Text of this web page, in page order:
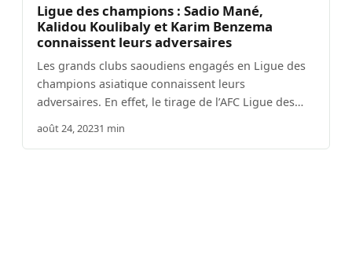
Ligue des champions : Sadio Mané,
Kalidou Koulibaly et Karim Benzema
connaissent leurs adversaires
Les grands clubs saoudiens engagés en Ligue des
champions asiatique connaissent leurs
adversaires. En effet, le tirage de l’AFC Ligue des…
août 24, 20231 min